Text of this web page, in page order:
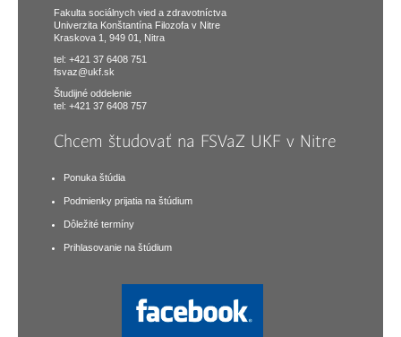
Fakulta sociálnych vied a zdravotníctva
Univerzita Konštantína Filozofa v Nitre
Kraskova 1, 949 01, Nitra
tel: +421 37 6408 751
fsvaz@ukf.sk
Študijné oddelenie
tel: +421 37 6408 757
Chcem študovať na FSVaZ UKF v Nitre
Ponuka štúdia
Podmienky prijatia na štúdium
Dôležité termíny
Prihlasovanie na štúdium